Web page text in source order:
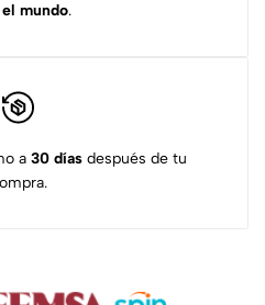
mundo.
a 30 días después de tu